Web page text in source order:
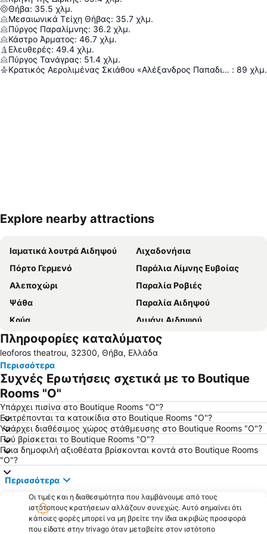
Θήβα: 35.5 χλμ.
Μεσαιωνικά Τείχη Θήβας: 35.7 χλμ.
Πύργος Παραλίμνης: 36.2 χλμ.
Κάστρο Άρματος: 46.7 χλμ.
Ελευθερές: 49.4 χλμ.
Πύργος Τανάγρας: 51.4 χλμ.
Κρατικός Αερολιμένας Σκιάθου «Αλέξανδρος Παπαδιαμάντης» : 89 χλμ.
Ανάπτυξη χάρτη
Explore nearby attractions
Ιαματικά λουτρά Αιδηψού
Λιχαδονήσια
Πόρτο Γερμενό
Παράλια Λίμνης Ευβοίας
Αλεποχώρι
Παραλία Ροβιές
Ψάθα
Παραλία Αιδηψού
Κρύα
Λιμάνι Αιδηψού
Παρνασσός Χιονοδρομικό Κέντρο
Πλαζ Αγίου Ισιδώρου
Σκάλα Αταλάντης
Ήλια
Λιβάδι
Aλυκές
Καμένα Βούρλα
Πλατεία Αγόριανης
Γιάλτρα
Παραλία Διστόμου
Παραδοσιακός Οικισμός Αράχωβας
Ιερά Μονή Οσίου Δαυίδ
Στραβά - Αλκυώνη
Λιμάνι Ιτέας
Βραχάκια Κίρρας
Λιβανάτες 2 - Σχοινιάς
Χαιρώνεια
Χρόνια
Δελφοί
Καταρράκτης
Αρχαιολογική Συλλογή Ελάτειας
Πληροφορίες καταλύματος
leoforos theatrou, 32300, Θήβα, Ελλάδα
Περισσότερα
Συχνές Ερωτήσεις σχετικά με το Boutique
Rooms "O"
Υπάρχει πισίνα στο Boutique Rooms "O"?
Επιτρέπονται τα κατοικίδια στο Boutique Rooms "O"?
Υπάρχει διαθέσιμος χώρος στάθμευσης στο Boutique Rooms "O"?
Πού βρίσκεται το Boutique Rooms "O"?
Ποια δημοφιλή αξιοθέατα βρίσκονται κοντά στο Boutique Rooms
"O"?
Περισσότερα
Οι τιμές και η διαθεσιμότητα που λαμβάνουμε από τους
ιστότοπους κρατήσεων αλλάζουν συνεχώς. Αυτό σημαίνει ότι
κάποιες φορές μπορεί να μη βρείτε την ίδια ακριβώς προσφορά
που είδατε στην trivago όταν μεταβείτε στον ιστότοπο